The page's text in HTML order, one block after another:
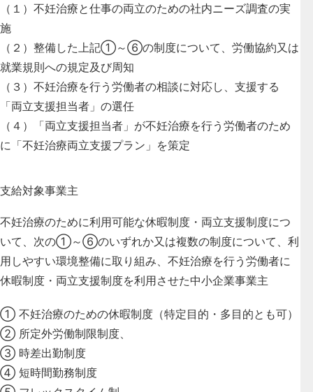
（１）不妊治療と仕事の両立のための社内ニーズ調査の実
施
（２）整備した上記①～⑥の制度について、労働協約又は
就業規則への規定及び周知
（３）不妊治療を行う労働者の相談に対応し、支援する
「両立支援担当者」の選任
（４）「両立支援担当者」が不妊治療を行う労働者のため
に「不妊治療両立支援プラン」を策定
支給対象事業主
不妊治療のために利用可能な休暇制度・両立支援制度につ
いて、次の①～⑥のいずれか又は複数の制度について、利
用しやすい環境整備に取り組み、不妊治療を行う労働者に
休暇制度・両立支援制度を利用させた中小企業事業主
① 不妊治療のための休暇制度（特定目的・多目的とも可）
② 所定外労働制限制度、
③ 時差出勤制度
④ 短時間勤務制度